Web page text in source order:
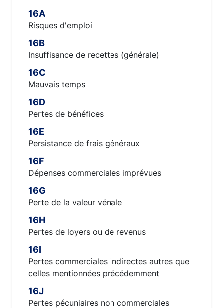
16A
Risques d'emploi
16B
Insuffisance de recettes (générale)
16C
Mauvais temps
16D
Pertes de bénéfices
16E
Persistance de frais généraux
16F
Dépenses commerciales imprévues
16G
Perte de la valeur vénale
16H
Pertes de loyers ou de revenus
16I
Pertes commerciales indirectes autres que
celles mentionnées précédemment
16J
Pertes pécuniaires non commerciales